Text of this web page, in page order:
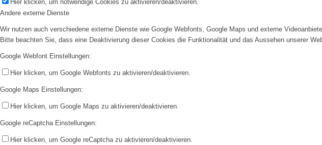
Hier klicken, um notwendige Cookies zu aktivieren/deaktivieren.
Andere externe Dienste
Wir nutzen auch verschiedene externe Dienste wie Google Webfonts, Google Maps und externe
Bitte beachten Sie, dass eine Deaktivierung dieser Cookies die Funktionalität und das Aussehen unserer
Google Webfont Einstellungen:
Hier klicken, um Google Webfonts zu aktivieren/deaktivieren.
Google Maps Einstellungen:
Hier klicken, um Google Maps zu aktivieren/deaktivieren.
Google reCaptcha Einstellungen:
Hier klicken, um Google reCaptcha zu aktivieren/deaktivieren.